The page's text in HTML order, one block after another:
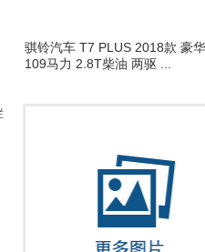
骐铃汽车 T7 PLUS 2018款 豪
109马力 2.8T柴油 两驱 ...